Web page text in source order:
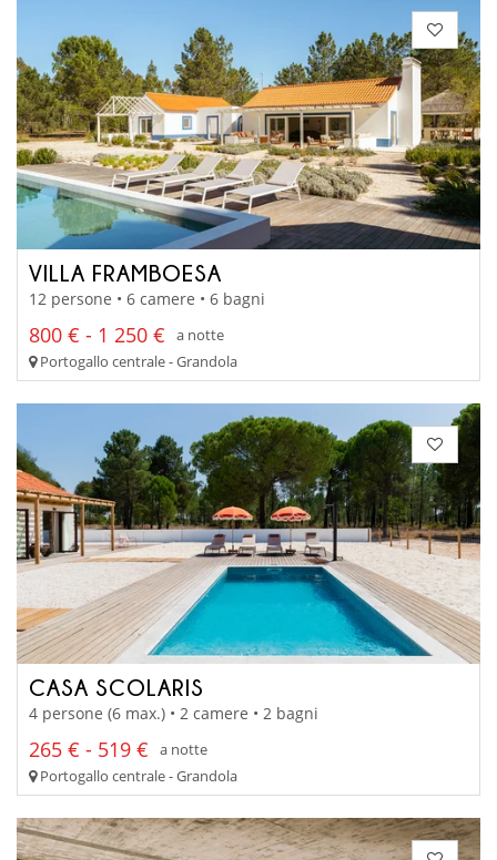
VILLA FRAMBOESA
12 persone • 6 camere • 6 bagni
800 € - 1 250 €
a notte
Portogallo centrale - Grandola
CASA SCOLARIS
4 persone (6 max.) • 2 camere • 2 bagni
265 € - 519 €
a notte
Portogallo centrale - Grandola